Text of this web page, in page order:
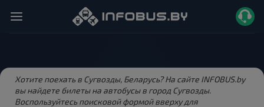
Хотите поехать в Сугвозды, Беларусь? На сайте INFOBUS.by
вы найдете билеты на автобусы в город Сугвозды.
Воспользуйтесь поисковой формой вверху для